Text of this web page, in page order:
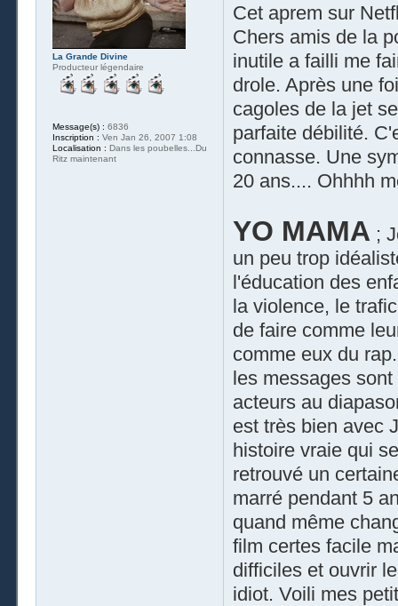
Cet aprem sur
Chers amis de la
inutile a failli me
drole. Après une
cagoles de la jet
parfaite débilité.
connasse. Une
20 ans.... Ohhhh
YO MAMA ;
un peu trop
l'éducation des
la violence, le
de faire comme
comme eux du
les messages
acteurs au
est très bien avec
histoire vraie qui
retrouvé un
marré pendant 5
quand même
film certes facile
difficiles et ouvrir
idiot. Voili mes
La Grande Divine
Producteur légendaire
Message(s) : 6836
Inscription : Ven Jan 26, 2007 1:08
Localisation : Dans les poubelles...Du
Ritz maintenant